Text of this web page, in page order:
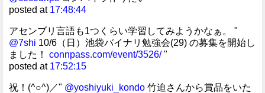
posted at 17:48:44
アセンブリ言語も1つくらい学習してみようかなぁ。 "
@7shi 10/6（日）池袋バイナリ勉強会(29) の募集を開始し
ました！ connpass.com/event/3526/"
posted at 17:52:15
祝！(^○^)／" @yoshiyuki_kondo 竹迫さんから賞品をいた